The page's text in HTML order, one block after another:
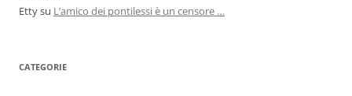
Ettysu L’amico dei pontilessi è un censore …
CATEGORIE